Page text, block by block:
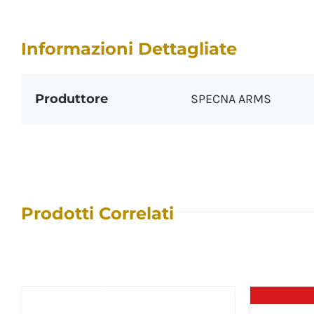
Informazioni Dettagliate
Produttore SPECNA ARMS
Prodotti Correlati